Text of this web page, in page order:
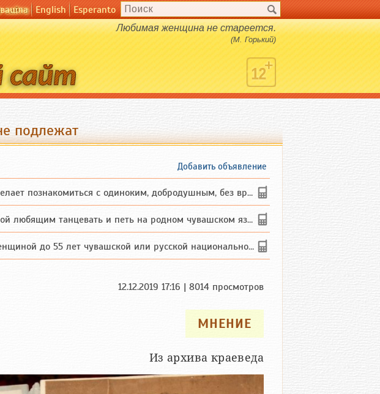
сайта English Esperanto
Любимая женщина не стареется.
(М. Горький)
подлежат
Добавить объявление
познакомиться с одиноким, добродушным, без вредных ...
любящим танцевать и петь на родном чувашском языке
до 55 лет чувашской или русской национальности дл...
12.12.2019 17:16 | 8014 просмотров
МНЕНИЕ
Из архива краеведа